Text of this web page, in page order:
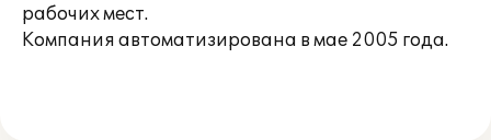
рабочих мест.
Компания автоматизирована в мае 2005 года.